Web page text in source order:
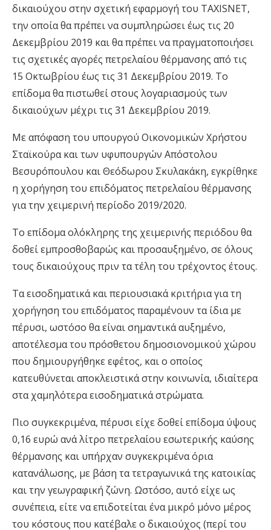
δικαιούχου στην σχετική εφαρμογή του TAXISNET,
την οποία θα πρέπει να συμπληρώσει έως τις 20
Δεκεμβρίου 2019 και θα πρέπει να πραγματοποιήσει
τις σχετικές αγορές πετρελαίου θέρμανσης από τις
15 Οκτωβρίου έως τις 31 Δεκεμβρίου 2019. Το
επίδομα θα πιστωθεί στους λογαριασμούς των
δικαιούχων μέχρι τις 31 Δεκεμβρίου 2019.
Με απόφαση του υπουργού Οικονομικών Χρήστου
Σταϊκούρα και των υφυπουργών Απόστολου
Βεσυρόπουλου και Θεόδωρου Σκυλακάκη, εγκρίθηκε
η χορήγηση του επιδόματος πετρελαίου θέρμανσης
για την χειμερινή περίοδο 2019/2020.
Το επίδομα ολόκληρης της χειμερινής περιόδου θα
δοθεί εμπροσθοβαρώς και προσαυξημένο, σε όλους
τους δικαιούχους πριν τα τέλη του τρέχοντος έτους.
Τα εισοδηματικά και περιουσιακά κριτήρια για τη
χορήγηση του επιδόματος παραμένουν τα ίδια με
πέρυσι, ωστόσο θα είναι σημαντικά αυξημένο,
αποτέλεσμα του πρόσθετου δημοσιονομικού χώρου
που δημιουργήθηκε εφέτος, και ο οποίος
κατευθύνεται αποκλειστικά στην κοινωνία, ιδιαίτερα
στα χαμηλότερα εισοδηματικά στρώματα.
Πιο συγκεκριμένα, πέρυσι είχε δοθεί επίδομα ύψους
0,16 ευρώ ανά λίτρο πετρελαίου εσωτερικής καύσης
θέρμανσης και υπήρχαν συγκεκριμένα όρια
κατανάλωσης, με βάση τα τετραγωνικά της κατοικίας
και την γεωγραφική ζώνη. Ωστόσο, αυτό είχε ως
συνέπεια, είτε να επιδοτείται ένα μικρό μόνο μέρος
του κόστους που κατέβαλε ο δικαιούχος (περί του